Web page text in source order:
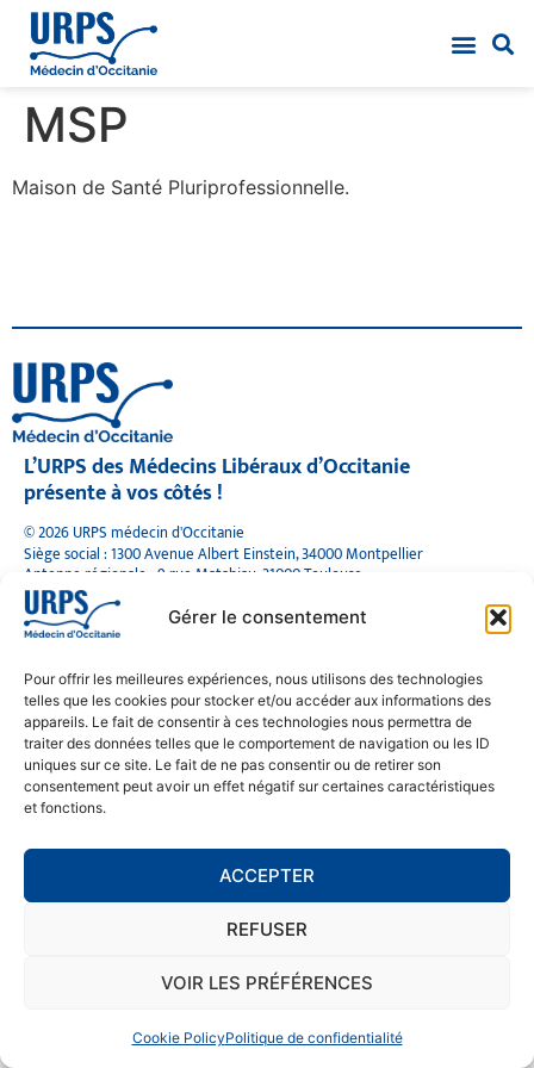
Gérer le consentement
Pour offrir les meilleures expériences, nous utilisons des technologies
telles que les cookies pour stocker et/ou accéder aux informations des
appareils. Le fait de consentir à ces technologies nous permettra de
traiter des données telles que le comportement de navigation ou les ID
uniques sur ce site. Le fait de ne pas consentir ou de retirer son
consentement peut avoir un effet négatif sur certaines caractéristiques
et fonctions.
ACCEPTER
REFUSER
VOIR LES PRÉFÉRENCES
Cookie PolicyPolitique de confidentialité
MSP
Maison de Santé Pluriprofessionnelle.
L’URPS des Médecins Libéraux d’Occitanie
présente à vos côtés !
© 2026 URPS médecin d'Occitanie
Siège social : 1300 Avenue Albert Einstein, 34000 Montpellier
Antenne régionale : 9 rue Matabiau, 31000 Toulouse
05 61 15 80 90
Accueil : Lundi au Vendredi | 08h30 – 17h30
CONTACT
MENTIONS LÉGALES
POLITIQUE DE CONFIDENTIALITÉ
COOKIE POLICY (EU)
MONTPELLIER